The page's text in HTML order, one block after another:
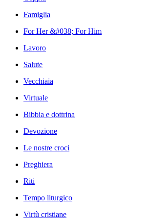
Famiglia
For Her &#038; For Him
Lavoro
Salute
Vecchiaia
Virtuale
Bibbia e dottrina
Devozione
Le nostre croci
Preghiera
Riti
Tempo liturgico
Virtù cristiane